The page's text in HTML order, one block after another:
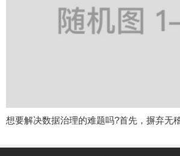
想要解决数据治理的难题吗?首先，摒弃无